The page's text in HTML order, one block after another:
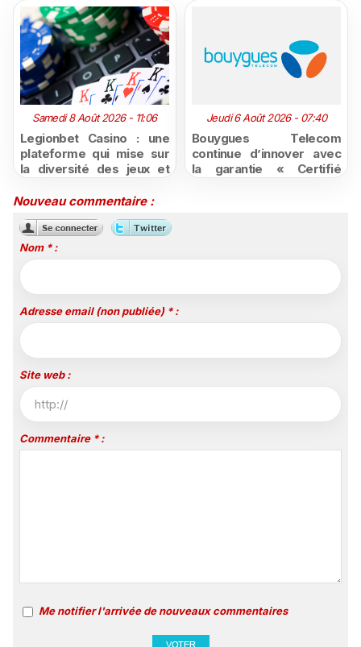
Samedi 8 Août 2026 - 11:06
Legionbet Casino : une
plateforme qui mise sur
la diversité des jeux et
attractives
Jeudi 6 Août 2026 - 07:40
Bouygues Telecom
continue d’innover avec
la garantie « Certifié
Nouveau commentaire :
Nom * :
Adresse email (non publiée) * :
Site web :
Commentaire * :
Me notifier l'arrivée de nouveaux commentaires